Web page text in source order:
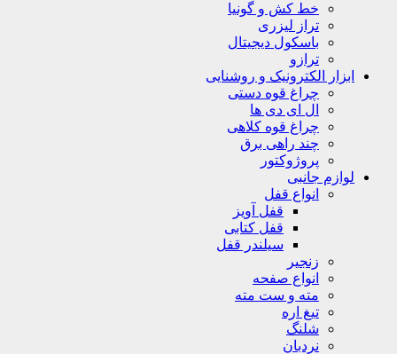
خط کش و گونیا
تراز لیزری
باسکول دیجیتال
ترازو
ابزار الکترونیک و روشنایی
چراغ قوه دستی
ال ای دی ها
چراغ قوه کلاهی
چند راهی برق
پروژوکتور
لوازم جانبی
انواع قفل
قفل آویز
قفل کتابی
سیلندر قفل
زنجیر
انواع صفحه
مته و ست مته
تیغ اره
شلنگ
نردبان